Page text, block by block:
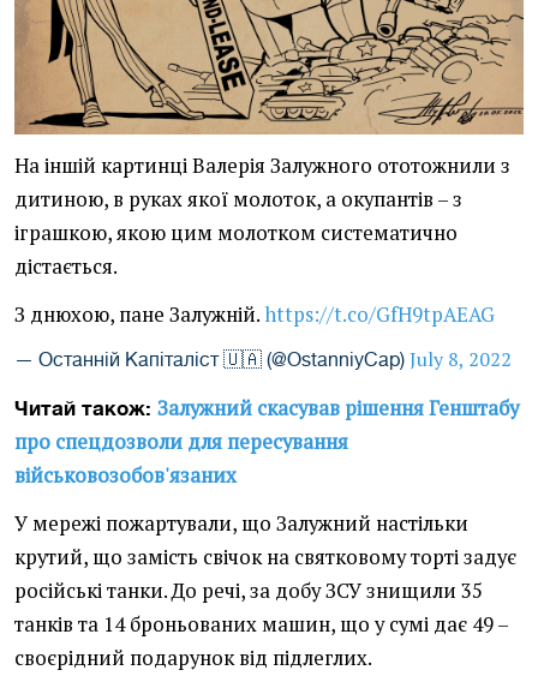
На іншій картинці Валерія Залужного ототожнили з
дитиною, в руках якої молоток, а окупантів – з
іграшкою, якою цим молотком систематично
дістається.
З днюхою, пане Залужній.https://t.co/GfH9tpAEAG
— Останній Капіталіст 🇺🇦 (@OstanniyCap) July 8, 2022
Читай також: Залужний скасував рішення Генштабу
про спецдозволи для пересування
військовозобов'язаних
У мережі пожартували, що Залужний настільки
крутий, що замість свічок на святковому торті задує
російські танки. До речі, за добу ЗСУ знищили 35
танків та 14 броньованих машин, що у сумі дає 49 –
своєрідний подарунок від підлеглих.